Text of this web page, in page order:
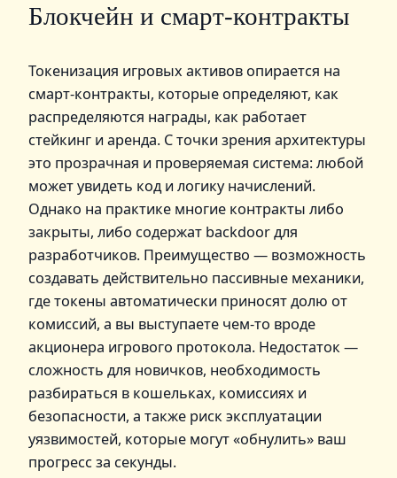
Блокчейн и смарт-контракты
Токенизация игровых активов опирается на
смарт‑контракты, которые определяют, как
распределяются награды, как работает
стейкинг и аренда. С точки зрения архитектуры
это прозрачная и проверяемая система: любой
может увидеть код и логику начислений.
Однако на практике многие контракты либо
закрыты, либо содержат backdoor для
разработчиков. Преимущество — возможность
создавать действительно пассивные механики,
где токены автоматически приносят долю от
комиссий, а вы выступаете чем-то вроде
акционера игрового протокола. Недостаток —
сложность для новичков, необходимость
разбираться в кошельках, комиссиях и
безопасности, а также риск эксплуатации
уязвимостей, которые могут «обнулить» ваш
прогресс за секунды.